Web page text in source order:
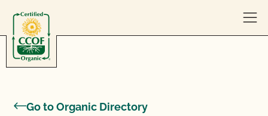
Go to Organic Directory